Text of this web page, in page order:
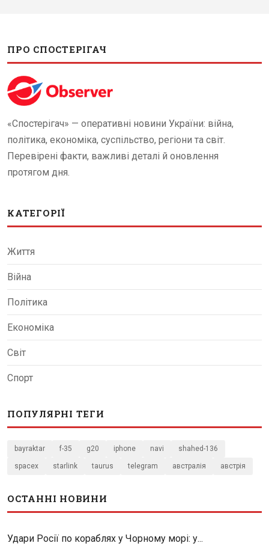
ПРО СПОСТЕРІГАЧ
«Спостерігач» — оперативні новини України: війна,
політика, економіка, суспільство, регіони та світ.
Перевірені факти, важливі деталі й оновлення
протягом дня.
КАТЕГОРІЇ
Життя
Війна
Політика
Економіка
Світ
Спорт
ПОПУЛЯРНІ ТЕГИ
bayraktar f-35 g20 iphone navi shahed-136
spacex starlink taurus telegram австралія австрія
ОСТАННІ НОВИНИ
Удари Росії по кораблях у Чорному морі: у...